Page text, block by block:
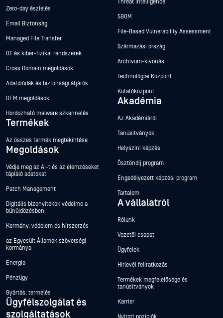
Zero-day észlelés
Email Biztonság
Managed File Transfer
OT és kiber-fizikai rendszerek
Cross Domain megoldások
Adatdiódák és biztonsági átjárók
OEM megoldások
Hordozható malware szkennelés
Termékek
Az összes termék megtekintése
Megoldások
Védje meg az AI-t és az elemzéseket
tápláló adatokat
Patch Management
Digitális bizonyítékok védelme a
bűnüldözésben
Kormány, védelem és hírszerzés
az Egyesült Államok szövetségi
kormánya
Energia
Pénzügy
Gyártás, termelés
Ügyfélszolgálat és
szolgáltatások
Threat Intelligence
SBOM
File-Based Vulnerability Assessment
Származási ország
Archívum-kivonás
Technológiai Központ
Kutatóközpont
Akadémia
Az Akadémiáról
Tanúsítványok
Helyszíni képzés
Ösztöndíj program
Engedélyezett képzési program
Tartalom
A vállalatról
Rólunk
Vezetői csapat
Ügyfelek
Hírlevél feliratkozás
Termékek megfelelősége és
tanúsítványok
Karrier